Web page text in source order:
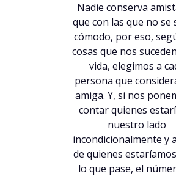
Nadie conserva
que con las que no se
cómodo, por eso,
cosas que nos
vida, elegimos a
persona que
amiga. Y, si nos
contar quienes
nuestro lado
incondicionalmente y
de quienes
lo que pase, el